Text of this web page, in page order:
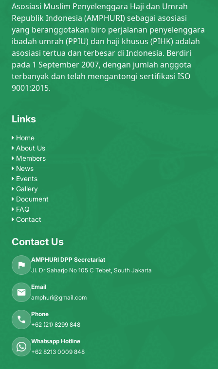
Asosiasi Muslim Penyelenggara Haji dan Umrah
Republik Indonesia (AMPHURI) sebagai asosiasi
yang beranggotakan biro perjalanan penyelenggara
ibadah umrah (PPIU) dan haji khusus (PIHK) adalah
asosiasi tertua dan terbesar di Indonesia. Berdiri
pada 1 September 2007, dengan jumlah anggota
terbanyak dan telah mengantongi sertifikasi ISO
9001:2015.
Links
Home
About Us
Members
News
Events
Gallery
Document
FAQ
Contact
Contact Us
AMPHURI DPP Secretariat
Jl. Dr Saharjo No 105 C Tebet, South Jakarta
Email
amphuri@gmail.com
Phone
+62 (21) 8299 848
Whatsapp Hotline
+62 8213 0009 848